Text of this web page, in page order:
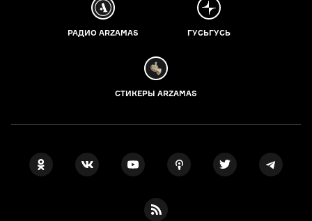
РАДИО ARZAMAS ГУСЬГУСЬ
СТИКЕРЫ ARZAMAS